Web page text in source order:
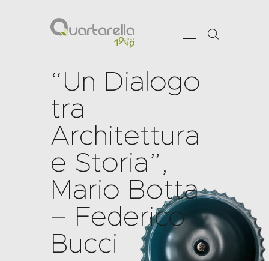
“Un Dialogo
tra
Architettura
e Storia”,
Mario Botta
– Federico
Bucci
CHI SIAMO
SHOWROOM
SERVIZI
PRODOTTI
PROJECTS
NEWS
CONTATTI